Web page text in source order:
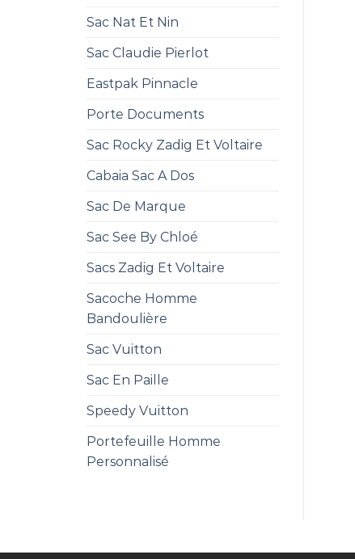
Sac Nat Et Nin
Sac Claudie Pierlot
Eastpak Pinnacle
Porte Documents
Sac Rocky Zadig Et Voltaire
Cabaia Sac A Dos
Sac De Marque
Sac See By Chloé
Sacs Zadig Et Voltaire
Sacoche Homme
Bandoulière
Sac Vuitton
Sac En Paille
Speedy Vuitton
Portefeuille Homme
Personnalisé